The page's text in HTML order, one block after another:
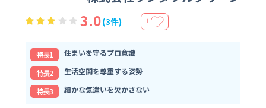
3.0(3件) ＋
特⻑1
住まいを守るプロ意識
特⻑2
生活空間を尊重する姿勢
特⻑3
細かな気遣いを欠かさない